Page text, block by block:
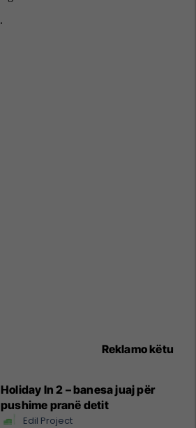
Reklamo këtu
Holiday In 2 – banesa juaj për
pushime pranë detit
Edil Project